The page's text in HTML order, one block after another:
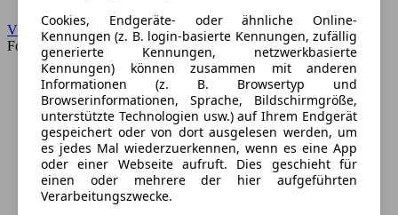
VW
Forum
Cookies, Endgeräte- oder ähnliche Online-
Kennungen (z. B. login-basierte Kennungen, zufällig
generierte Kennungen, netzwerkbasierte
Kennungen) können zusammen mit anderen
Informationen (z. B. Browsertyp und
Browserinformationen, Sprache, Bildschirmgröße,
unterstützte Technologien usw.) auf Ihrem Endgerät
gespeichert oder von dort ausgelesen werden, um
es jedes Mal wiederzuerkennen, wenn es eine App
oder einer Webseite aufruft. Dies geschieht für
einen oder mehrere der hier aufgeführten
Verarbeitungszwecke.